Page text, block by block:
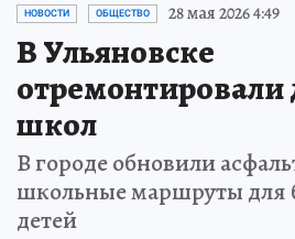
НОВОСТИ ОБЩЕСТВО 28 мая 2026 4:49
В Ульяновске
отремонтировали
школ
В городе обновили
школьные маршруты для
детей